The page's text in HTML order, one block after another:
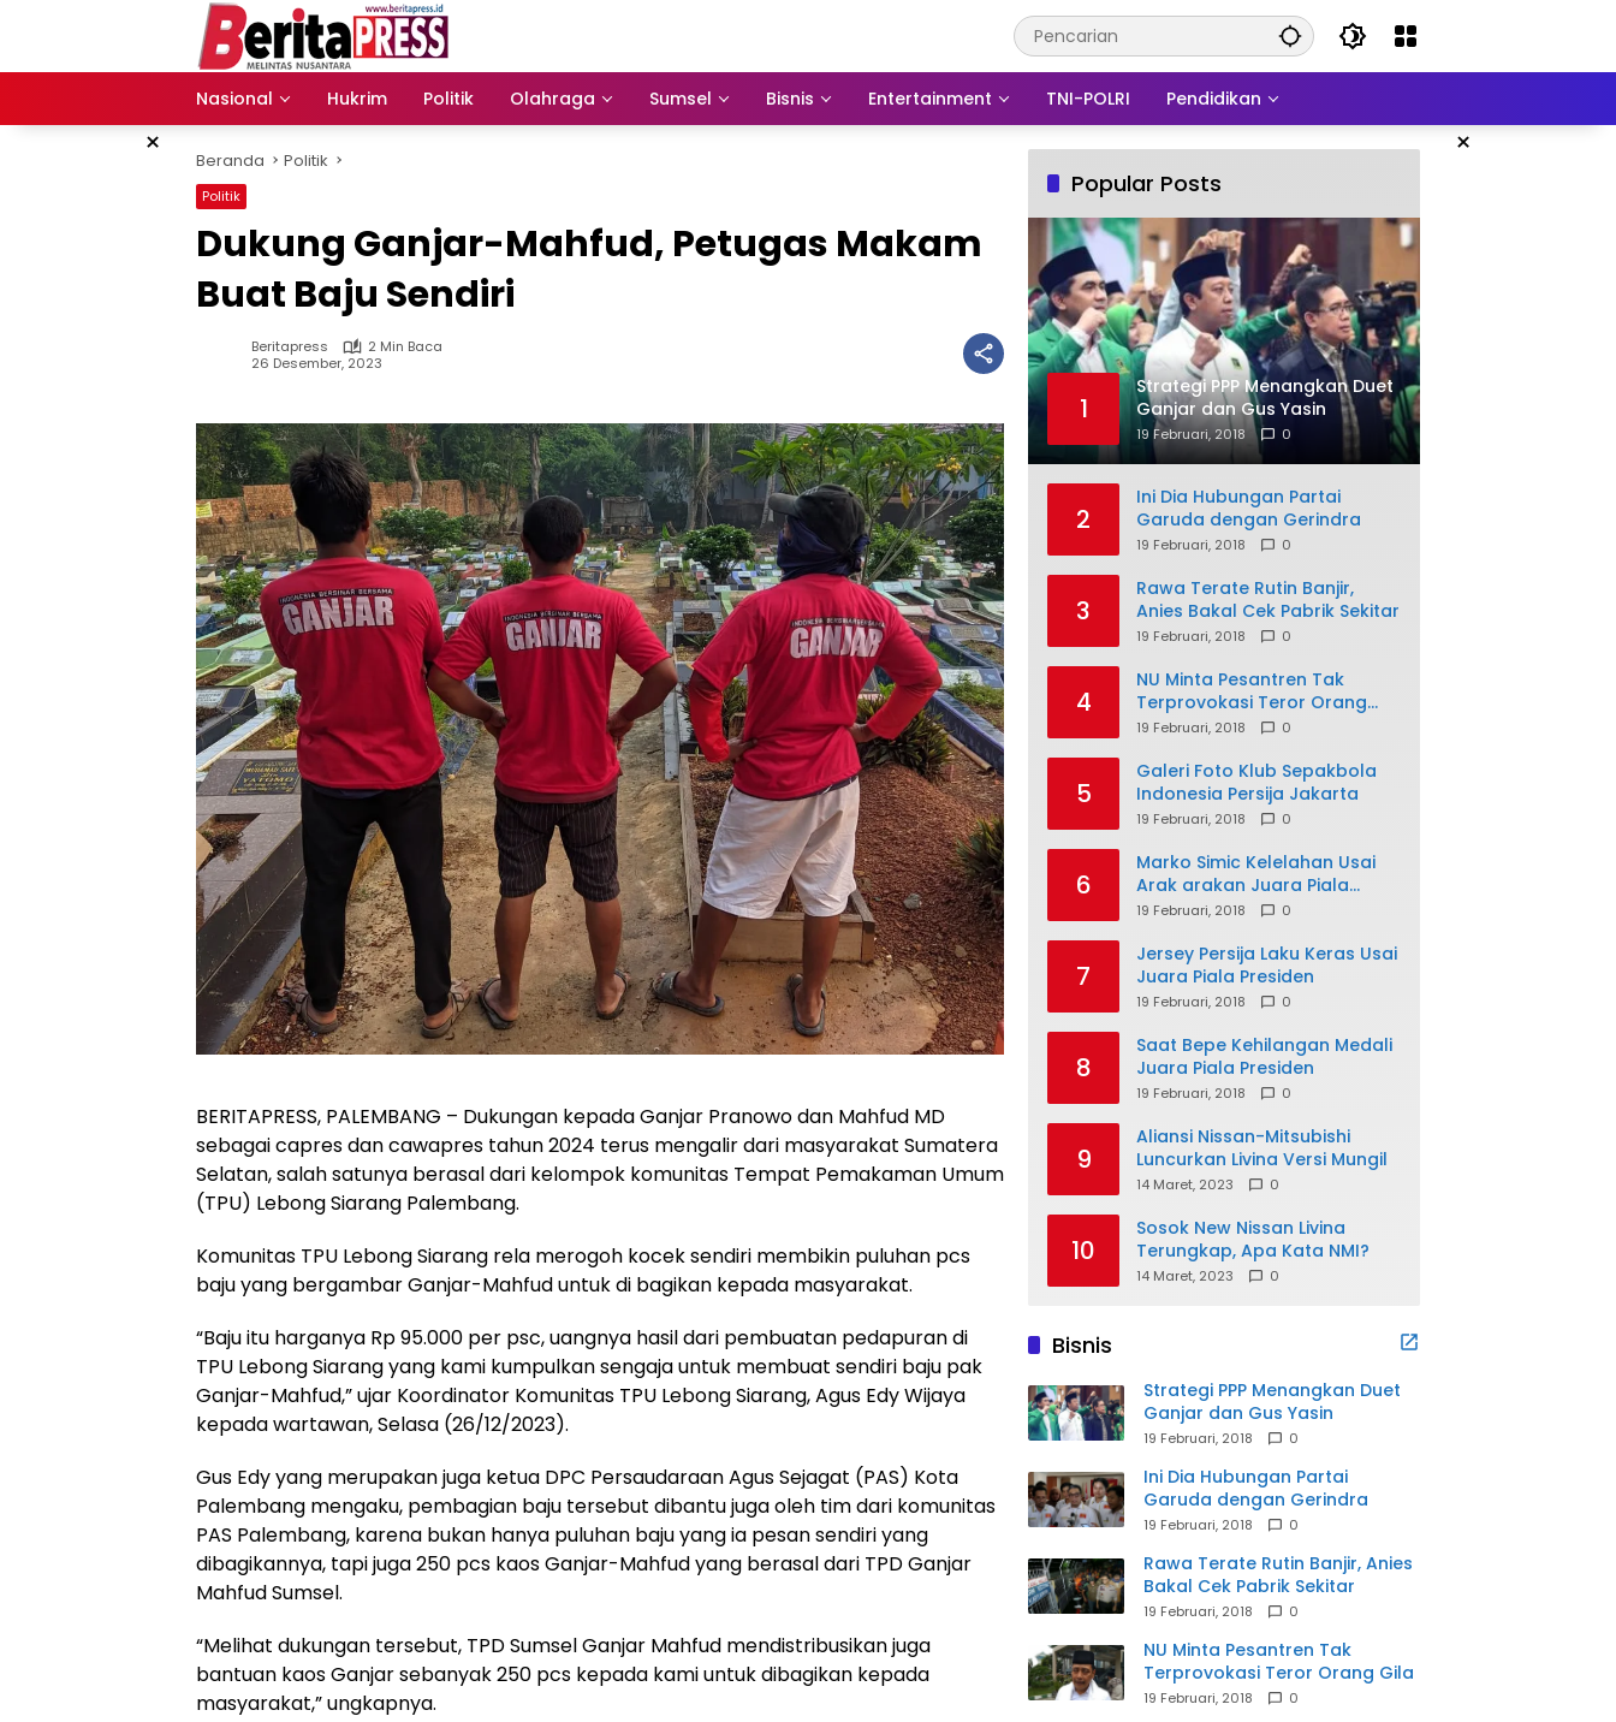
Nasional
Hukrim Politik Olahraga Sumsel Bisnis Entertainment TNI-POLRI Pendidikan
× ×
Beranda Politik
Politik
Dukung Ganjar-Mahfud, Petugas Makam
Buat Baju Sendiri
Beritapress
2 Min Baca
26 Desember, 2023
BERITAPRESS, PALEMBANG – Dukungan kepada Ganjar Pranowo dan Mahfud MD
sebagai capres dan cawapres tahun 2024 terus mengalir dari masyarakat Sumatera
Selatan, salah satunya berasal dari kelompok komunitas Tempat Pemakaman Umum
(TPU) Lebong Siarang Palembang.
Komunitas TPU Lebong Siarang rela merogoh kocek sendiri membikin puluhan pcs
baju yang bergambar Ganjar-Mahfud untuk di bagikan kepada masyarakat.
“Baju itu harganya Rp 95.000 per psc, uangnya hasil dari pembuatan pedapuran di
TPU Lebong Siarang yang kami kumpulkan sengaja untuk membuat sendiri baju pak
Ganjar-Mahfud,” ujar Koordinator Komunitas TPU Lebong Siarang, Agus Edy Wijaya
kepada wartawan, Selasa (26/12/2023).
Gus Edy yang merupakan juga ketua DPC Persaudaraan Agus Sejagat (PAS) Kota
Palembang mengaku, pembagian baju tersebut dibantu juga oleh tim dari komunitas
PAS Palembang, karena bukan hanya puluhan baju yang ia pesan sendiri yang
dibagikannya, tapi juga 250 pcs kaos Ganjar-Mahfud yang berasal dari TPD Ganjar
Mahfud Sumsel.
“Melihat dukungan tersebut, TPD Sumsel Ganjar Mahfud mendistribusikan juga
bantuan kaos Ganjar sebanyak 250 pcs kepada kami untuk dibagikan kepada
masyarakat,” ungkapnya.
Popular Posts
1
Strategi PPP Menangkan Duet
Ganjar dan Gus Yasin
19 Februari, 2018 0
2
Ini Dia Hubungan Partai
Garuda dengan Gerindra
19 Februari, 2018 0
3
Rawa Terate Rutin Banjir,
Anies Bakal Cek Pabrik Sekitar
19 Februari, 2018 0
4
NU Minta Pesantren Tak
Terprovokasi Teror Orang
Gila
19 Februari, 2018 0
5
Galeri Foto Klub Sepakbola
Indonesia Persija Jakarta
19 Februari, 2018 0
6
Marko Simic Kelelahan Usai
Arak arakan Juara Piala
Presiden
19 Februari, 2018 0
7
Jersey Persija Laku Keras Usai
Juara Piala Presiden
19 Februari, 2018 0
8
Saat Bepe Kehilangan Medali
Juara Piala Presiden
19 Februari, 2018 0
9
Aliansi Nissan-Mitsubishi
Luncurkan Livina Versi Mungil
14 Maret, 2023 0
10
Sosok New Nissan Livina
Terungkap, Apa Kata NMI?
14 Maret, 2023 0
Bisnis
Strategi PPP Menangkan Duet
Ganjar dan Gus Yasin
19 Februari, 2018 0
Ini Dia Hubungan Partai
Garuda dengan Gerindra
19 Februari, 2018 0
Rawa Terate Rutin Banjir, Anies
Bakal Cek Pabrik Sekitar
19 Februari, 2018 0
NU Minta Pesantren Tak
Terprovokasi Teror Orang Gila
19 Februari, 2018 0